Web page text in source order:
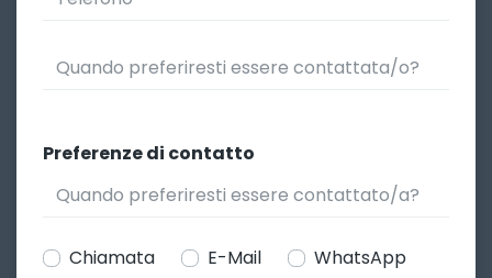
Preferenze di contatto
Chiamata E-Mail WhatsApp